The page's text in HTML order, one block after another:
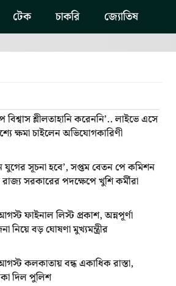
টেক চাকরি জ্যোতিষ
বিশ্বাস শ্লীলতাহানি করেননি’.. লাইভে এসে
ক্ষমা চাইলেন অভিযোগকারিণী
যুগের সূচনা হবে’, সপ্তম বেতন পে কমিশন
রাজ্য সরকারের পদক্ষেপে খুশি কর্মীরা
ফাইনাল লিস্ট প্রকাশ, অন্নপূর্ণা
নিয়ে বড় ঘোষণা মুখ্যমন্ত্রীর
কলকাতায় বন্ধ একাধিক রাস্তা,
দিল পুলিশ